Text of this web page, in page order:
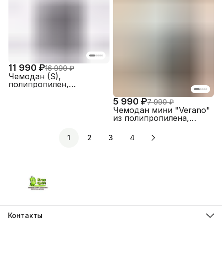
11 990 ₽16 990 ₽
Чемодан (S),
полипропилен,
5 990 ₽7 990 ₽
Чемодан мини "Verano"
из полипропилена,
1 2 3 4
Контакты